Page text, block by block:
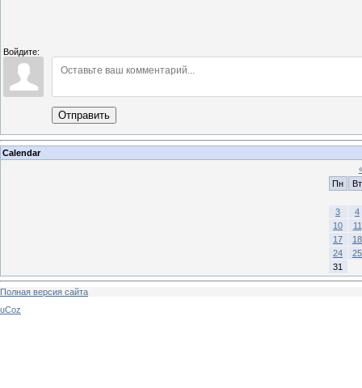
Войдите:
Отправить
Calendar
Пн
Вт
3
4
10
11
17
18
24
25
31
Полная версия сайта
uCoz